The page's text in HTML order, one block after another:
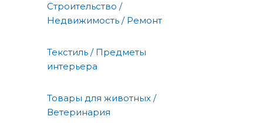
Строительство /
Недвижимость / Ремонт
Текстиль / Предметы
интерьера
Товары для животных /
Ветеринария